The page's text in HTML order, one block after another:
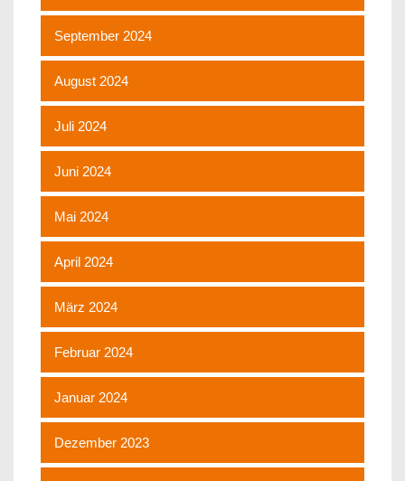
September 2024
August 2024
Juli 2024
Juni 2024
Mai 2024
April 2024
März 2024
Februar 2024
Januar 2024
Dezember 2023